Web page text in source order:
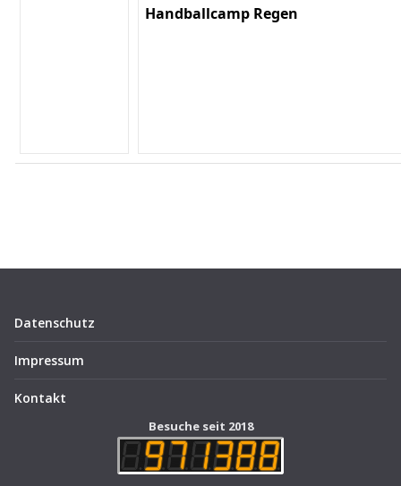
Handballcamp Regen
Datenschutz
Impressum
Kontakt
Besuche seit 2018